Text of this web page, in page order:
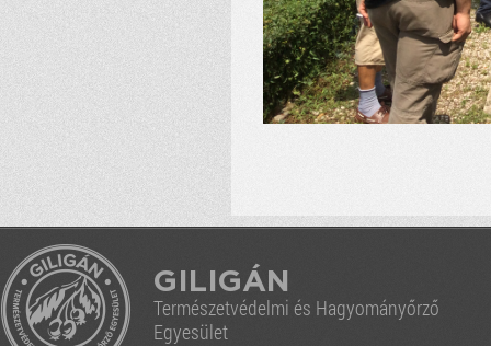
GILIGÁN
Természetvédelmi és Hagyományőrző
Egyesület